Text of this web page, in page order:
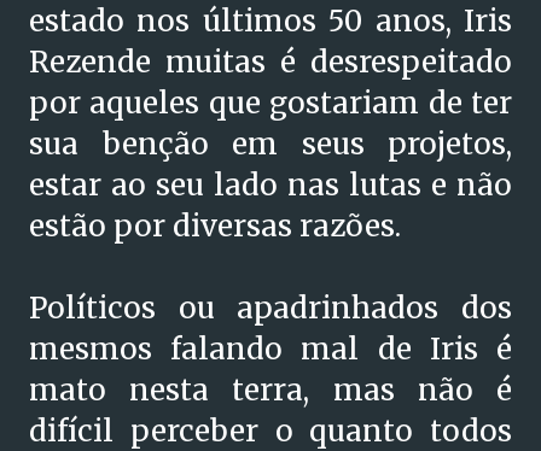
estado nos últimos 50 anos, Iris
Rezende muitas é desrespeitado
por aqueles que gostariam de ter
sua benção em seus projetos,
estar ao seu lado nas lutas e não
estão por diversas razões.
Políticos ou apadrinhados dos
mesmos falando mal de Iris é
mato nesta terra, mas não é
difícil perceber o quanto todos